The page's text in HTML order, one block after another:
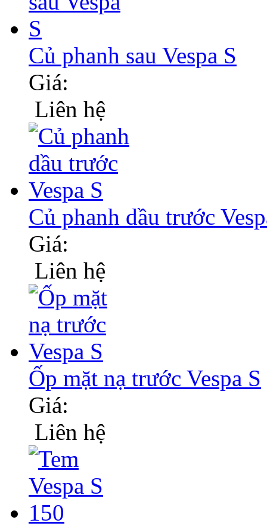
Củ phanh sau Vespa S
Giá:
Liên hệ
Củ phanh dầu trước
Giá:
Liên hệ
Ốp mặt nạ trước Vespa S
Giá:
Liên hệ